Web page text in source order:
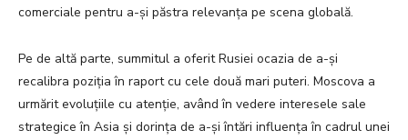
comerciale pentru a-și păstra relevanța pe scena globală.
Pe de altă parte, summitul a oferit Rusiei ocazia de a-și
recalibra poziția în raport cu cele două mari puteri. Moscova a
urmărit evoluțiile cu atenție, având în vedere interesele sale
strategice în Asia și dorința de a-și întări influența în cadrul unei